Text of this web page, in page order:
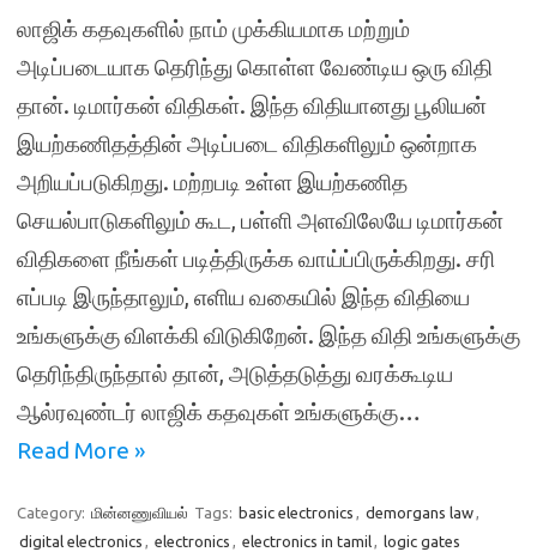
லாஜிக் கதவுகளில் நாம் முக்கியமாக மற்றும்
அடிப்படையாக தெரிந்து கொள்ள வேண்டிய ஒரு விதி
தான். டிமார்கன் விதிகள். இந்த விதியானது பூலியன்
இயற்கணிதத்தின் அடிப்படை விதிகளிலும் ஒன்றாக
அறியப்படுகிறது. மற்றபடி உள்ள இயற்கணித
செயல்பாடுகளிலும் கூட, பள்ளி அளவிலேயே டிமார்கன்
விதிகளை நீங்கள் படித்திருக்க வாய்ப்பிருக்கிறது. சரி
எப்படி இருந்தாலும், எளிய வகையில் இந்த விதியை
உங்களுக்கு விளக்கி விடுகிறேன். இந்த விதி உங்களுக்கு
தெரிந்திருந்தால் தான், அடுத்தடுத்து வரக்கூடிய
ஆல்ரவுண்டர் லாஜிக் கதவுகள் உங்களுக்கு…
Read More »
Category: மின்னணுவியல் Tags: basic electronics , demorgans law,
digital electronics , electronics , electronics in tamil, logic gates